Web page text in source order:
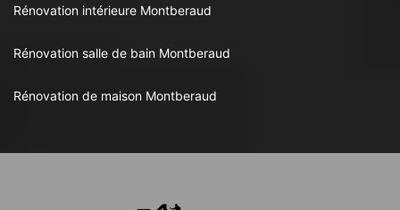
Rénovation intérieure Montberaud
Rénovation salle de bain Montberaud
Rénovation de maison Montberaud